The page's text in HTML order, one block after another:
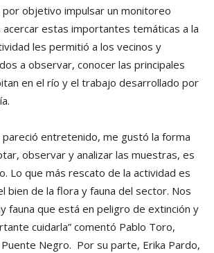
objetivo impulsar un monitoreo
estas importantes temáticas a la
les permitió a los vecinos y
a observar, conocer las principales
en el río y el trabajo desarrollado por
pareció entretenido, me gustó la forma
observar y analizar las muestras, es
Lo que más rescato de la actividad es
bien de la flora y fauna del sector. Nos
fauna que está en peligro de extinción y
cuidarla” comentó Pablo Toro,
Negro. Por su parte, Erika Pardo,